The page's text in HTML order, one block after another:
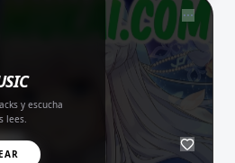
y escucha
lees.